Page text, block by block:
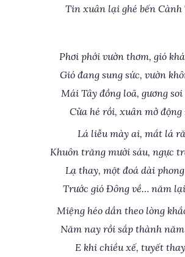
Tin xuân lại ghé bến Cành
Phơi phới vườn thơm, gió
Gió đang sung sức, vườn
Mái Tây đồng loã, gương soi
Cửa hé rồi, xuân mở động
Lá liễu mày ai, mắt lá
Khuôn trăng mười sáu, ngực
Lạ thay, một đoá dài
Trước gió Đông về… năm
Miệng héo dần theo lòng
Năm nay rồi sắp thành
E khi chiều xế, tuyết